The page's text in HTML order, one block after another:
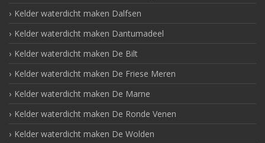
Kelder waterdicht maken Dalfsen
Kelder waterdicht maken Dantumadeel
Kelder waterdicht maken De Bilt
Kelder waterdicht maken De Friese Meren
Kelder waterdicht maken De Marne
Kelder waterdicht maken De Ronde Venen
Kelder waterdicht maken De Wolden